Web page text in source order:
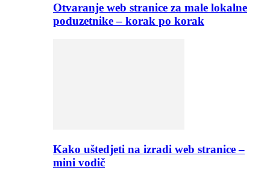
Otvaranje web stranice za male lokalne
poduzetnike – korak po korak
Kako uštedjeti na izradi web stranice –
mini vodič